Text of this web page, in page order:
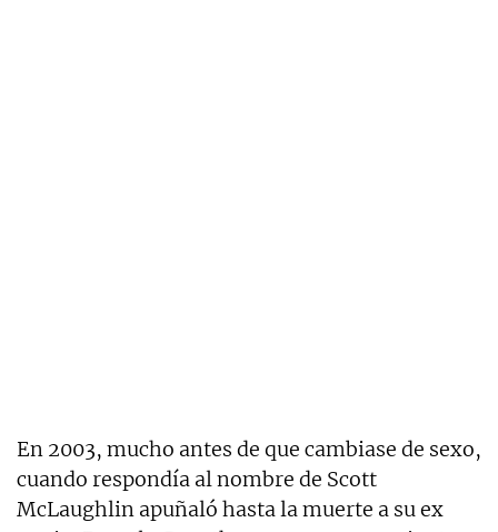
En 2003, mucho antes de que cambiase de sexo,
cuando respondía al nombre de Scott
McLaughlin apuñaló hasta la muerte a su ex